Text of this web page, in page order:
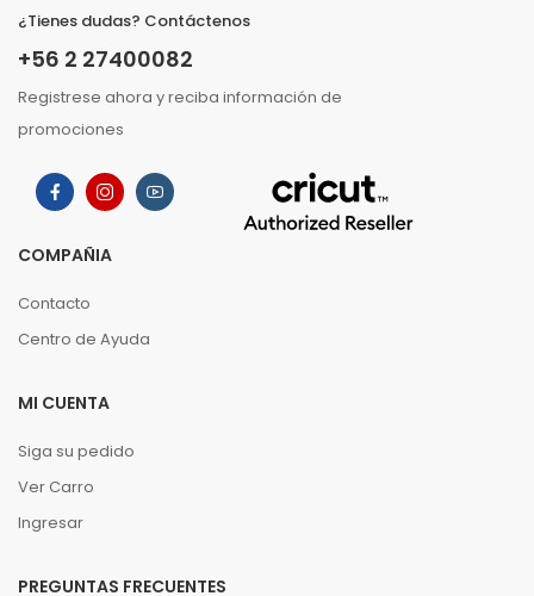
¿Tienes dudas? Contáctenos
+56 2 27400082
Registrese ahora y reciba información de
promociones
COMPAÑIA
Contacto
Centro de Ayuda
MI CUENTA
Siga su pedido
Ver Carro
Ingresar
PREGUNTAS FRECUENTES